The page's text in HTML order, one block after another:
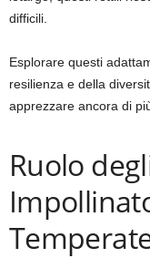
difficili.
Esplorare questi
resilienza e della
apprezzare ancora di
Ruolo